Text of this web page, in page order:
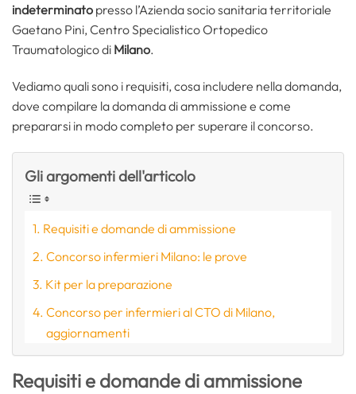
indeterminato presso l’Azienda socio sanitaria territoriale
Gaetano Pini, Centro Specialistico Ortopedico
Traumatologico di Milano.
Vediamo quali sono i requisiti, cosa includere nella domanda,
dove compilare la domanda di ammissione e come
prepararsi in modo completo per superare il concorso.
Gli argomenti dell'articolo
Requisiti e domande di ammissione
Concorso infermieri Milano: le prove
Kit per la preparazione
Concorso per infermieri al CTO di Milano,
aggiornamenti
Requisiti e domande di ammissione